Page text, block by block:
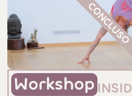
CONCLUSO
Workshop